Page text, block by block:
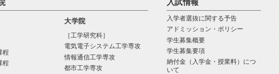
程
程
大学院
［工学研究科］
電気電⼦システム⼯学専攻
情報通信⼯学専攻
都市⼯学専攻
入試情報
入学者選抜に関する予告
アドミッション・ポリシー
学生募集概要
学生募集要項
納付金（入学金・授業料）につ
いて